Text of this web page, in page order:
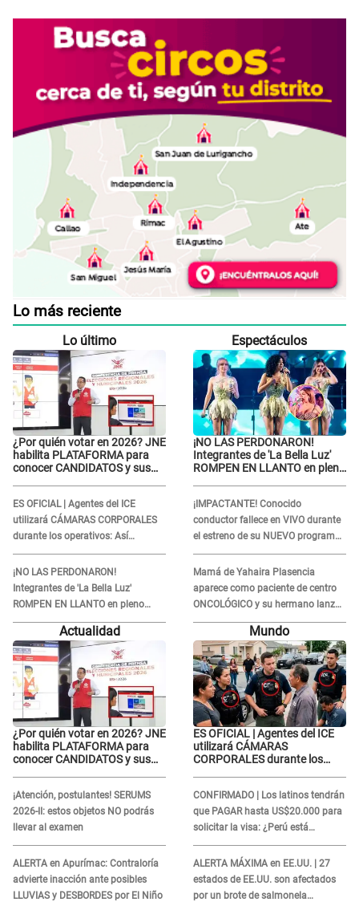
Lo más reciente
Lo último
¿Por quién votar en 2026? JNE
habilita PLATAFORMA para
conocer CANDIDATOS y sus
ES OFICIAL | Agentes del ICE
utilizará CÁMARAS CORPORALES
durante los operativos: Así
afectará a inmigrantes
¡NO LAS PERDONARON!
Integrantes de 'La Bella Luz'
ROMPEN EN LLANTO en pleno
concierto y reciben FUERTES
CRÍTICAS: “La víctima ...”
Espectáculos
¡NO LAS PERDONARON!
Integrantes de 'La Bella Luz'
ROMPEN EN LLANTO en pleno
¡IMPACTANTE! Conocido
conductor fallece en VIVO durante
el estreno de su NUEVO programa:
así fueron sus últimos segundos al
aire
Mamá de Yahaira Plasencia
aparece como paciente de centro
ONCOLÓGICO y su hermano lanza
DESGARRADOR mensaje: "Hoy fue
Actualidad
¿Por quién votar en 2026? JNE
habilita PLATAFORMA para
conocer CANDIDATOS y sus
¡Atención, postulantes! SERUMS
2026-II: estos objetos NO podrás
llevar al examen
ALERTA en Apurímac: Contraloría
advierte inacción ante posibles
LLUVIAS y DESBORDES por El Niño
Mundo
ES OFICIAL | Agentes del ICE
utilizará CÁMARAS
CORPORALES durante los
CONFIRMADO | Los latinos tendrán
que PAGAR hasta US$20.000 para
solicitar la visa: ¿Perú está
incluido?
ALERTA MÁXIMA en EE.UU. | 27
estados de EE.UU. son afectados
por un brote de salmonela